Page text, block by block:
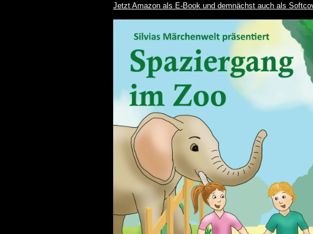
Jetzt Amazon als E-Book und demnächst auch als